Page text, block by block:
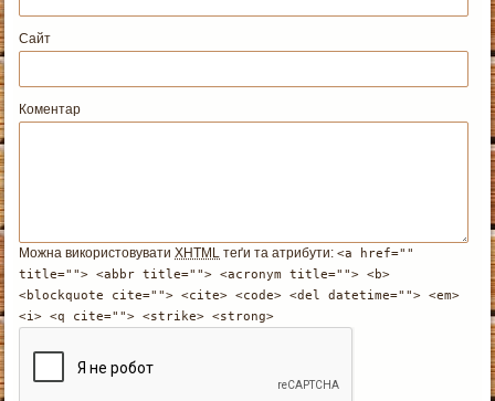
Сайт
Коментар
Можна використовуватиXHTML теґи та атрибути:<a href=""
title=""> <abbr title=""> <acronym title=""> <b>
<blockquote cite=""> <cite> <code> <del datetime=""> <em>
<i> <q cite=""> <strike> <strong>